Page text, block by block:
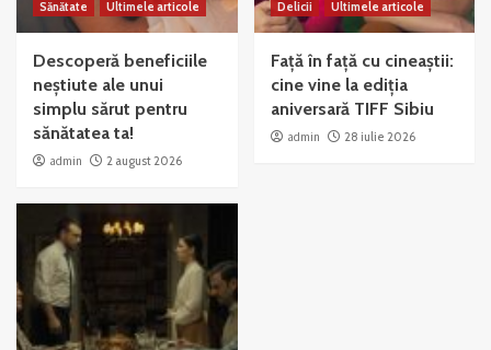
Sănătate Ultimele articole
Descoperă beneficiile
neștiute ale unui
simplu sărut pentru
sănătatea ta!
admin 2 august 2026
Delicii Ultimele articole
Față în față cu cineaștii:
cine vine la ediția
aniversară TIFF Sibiu
admin 28 iulie 2026